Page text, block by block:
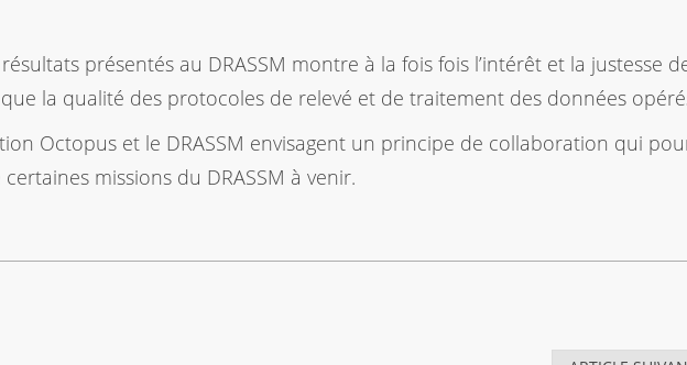
présentés au DRASSM montre à la fois fois l’intérêt et la justesse
la qualité des protocoles de relevé et de traitement des données
Octopus et le DRASSM envisagent un principe de collaboration qui
missions du DRASSM à venir.